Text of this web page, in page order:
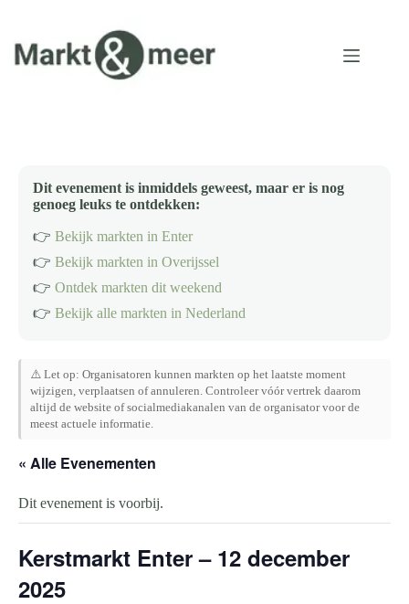
inhoud
Dit evenement is inmiddels geweest, maar er is nog
genoeg leuks te ontdekken:
👉 Bekijk markten in Enter
👉 Bekijk markten in Overijssel
👉 Ontdek markten dit weekend
👉 Bekijk alle markten in Nederland
⚠️ Let op: Organisatoren kunnen markten op het laatste moment
wijzigen, verplaatsen of annuleren. Controleer vóór vertrek daarom
altijd de website of socialmediakanalen van de organisator voor de
meest actuele informatie.
« Alle Evenementen
Dit evenement is voorbij.
Kerstmarkt Enter – 12 december
2025